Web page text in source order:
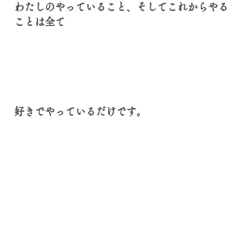
わたしのやっていること、そしてこれからやる
ことは全て
好きでやっているだけです。